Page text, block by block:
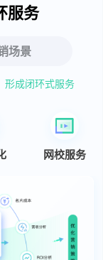
服务
场景
形成闭环式服务
网校服务